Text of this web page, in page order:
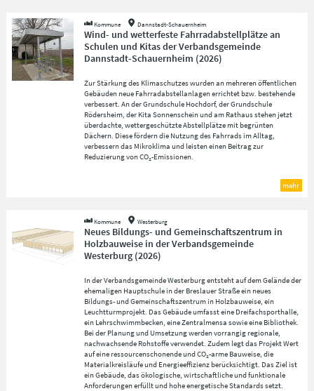
Wind- und wetterfeste Fahrradabstellplätze an
Schulen und Kitas der Verbandsgemeinde
Dannstadt-Schauernheim (2026)
Kommune Dannstadt-Schauernheim
Zur Stärkung des Klimaschutzes wurden an mehreren öffentlichen
Gebäuden neue Fahrradabstellanlagen errichtet bzw. bestehende
verbessert. An der Grundschule Hochdorf, der Grundschule
Rödersheim, der Kita Sonnenschein und am Rathaus stehen jetzt
überdachte, wettergeschützte Abstellplätze mit begrünten
Dächern. Diese fördern die Nutzung des Fahrrads im Alltag,
verbessern das Mikroklima und leisten einen Beitrag zur
Reduzierung von CO₂-Emissionen.
mehr
Neues Bildungs- und Gemeinschaftszentrum in
Holzbauweise in der Verbandsgemeinde
Westerburg (2026)
Kommune Westerburg
In der Verbandsgemeinde Westerburg entsteht auf dem Gelände der
ehemaligen Hauptschule in der Breslauer Straße ein neues
Bildungs- und Gemeinschaftszentrum in Holzbauweise, ein
Leuchtturmprojekt. Das Gebäude umfasst eine Dreifachsporthalle,
ein Lehrschwimmbecken, eine Zentralmensa sowie eine Bibliothek.
Bei der Planung und Umsetzung werden vorrangig regionale,
nachwachsende Rohstoffe verwendet. Zudem legt das Projekt Wert
auf eine ressourcenschonende und CO₂-arme Bauweise, die
Materialkreisläufe und Energieeffizienz berücksichtigt. Das Ziel ist
ein Gebäude, das ökologische, wirtschaftliche und funktionale
Anforderungen erfüllt und hohe energetische Standards setzt.